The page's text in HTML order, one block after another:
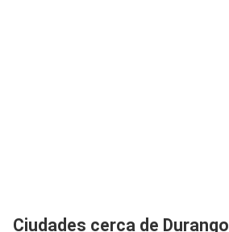
Ciudades cerca de Durango